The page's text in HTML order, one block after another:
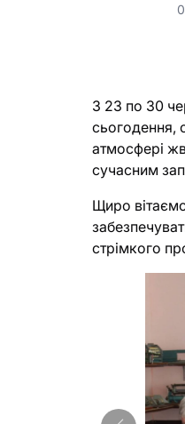
З 23 по 30
сьогодення,
атмосфері
сучасним
Щиро
стрімкого